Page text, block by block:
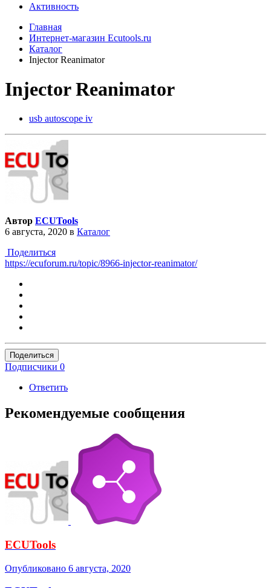
Активность
Главная
Интернет-магазин Ecutools.ru
Каталог
Injector Reanimator
Injector Reanimator
usb autoscope iv
Автор ECUTools
6 августа, 2020 в Каталог
Поделиться
https://ecuforum.ru/topic/8966-injector-reanimator/
Поделиться
Подписчики 0
Ответить
Рекомендуемые сообщения
ECUTools
Опубликовано 6 августа, 2020